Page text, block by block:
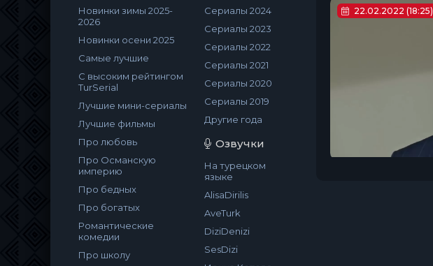
Новинки зимы 2025-
2026
Новинки осени 2025
Самые лучшие
С высоким рейтингом
TurSerial
Лучшие мини-сериалы
Лучшие фильмы
Про любовь
Про Османскую
империю
Про бедных
Про богатых
Романтические
комедии
Про школу
Сериалы 2024
Сериалы 2023
Сериалы 2022
Сериалы 2021
Сериалы 2020
Сериалы 2019
Другие года
Озвучки
На турецком
языке
AlisaDirilis
AveTurk
DiziDenizi
SesDizi
22.02.2022 (18:25)